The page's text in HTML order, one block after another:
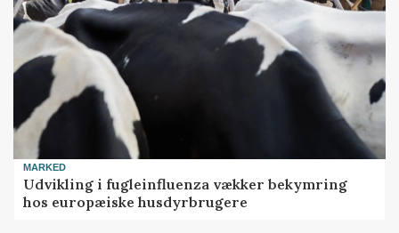
MARKED
Udvikling i fugleinfluenza vækker bekymring
hos europæiske husdyrbrugere